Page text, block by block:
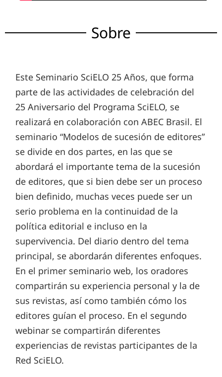
Sobre
Este Seminario SciELO 25 Años, que forma
parte de las actividades de celebración del
25Aniversario del Programa SciELO, se
realizará en colaboración con ABEC Brasil. El
seminario “Modelos de sucesión de editores”
se divide en dos partes, en las que se
abordará el importante tema de la sucesión
de editores, que si bien debe ser un proceso
bien definido, muchas veces puede ser un
serio problema en la continuidad de la
política editorial e incluso en la
supervivencia. Del diario dentro del tema
principal, se abordarán diferentes enfoques.
En el primer seminario web, los oradores
compartirán su experiencia personal y la de
sus revistas, así como también cómo los
editores guían el proceso. En el segundo
webinar se compartirán diferentes
experiencias de revistas participantes de la
Red SciELO.